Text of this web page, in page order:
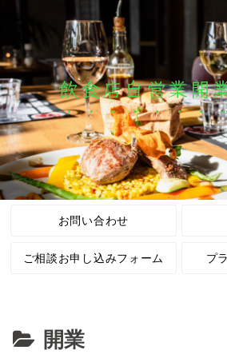
飲食店自営業開
お問い合わせ
ご相談お申し込みフォーム プ
開業